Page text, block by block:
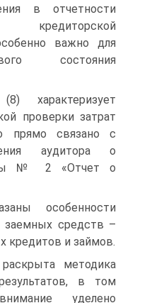
в отчетности
важно для
состояния
характеризует
проверки затрат
прямо связано с
аудитора о
№ 2 «Отчет о
особенности
заемных средств –
кредитов и займов.
методика
в том
уделено